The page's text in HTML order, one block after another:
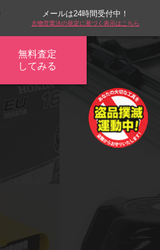
メールは24時間受付中！
古物営業法の規定に基づく表示はこちら
無料査定
してみる